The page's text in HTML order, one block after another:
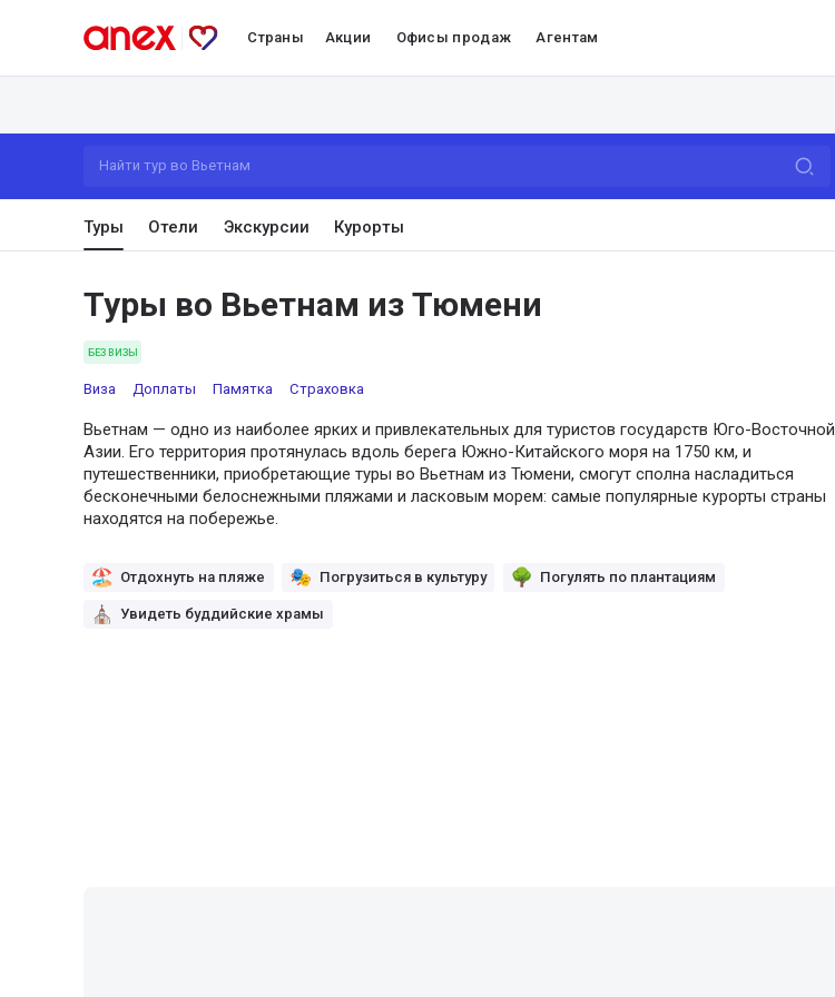
Страны Акции Офисы продаж Агентам
Найти тур во Вьетнам
Туры Отели Экскурсии Курорты
Туры во Вьетнам из Тюмени
БЕЗ ВИЗЫ
Виза Доплаты Памятка Страховка
Вьетнам — одно из наиболее ярких и привлекательных для туристов государств Юго-Восточной
Азии. Его территория протянулась вдоль берега Южно-Китайского моря на 1750 км, и
путешественники, приобретающие туры во Вьетнам из Тюмени, смогут сполна насладиться
бесконечными белоснежными пляжами и ласковым морем: самые популярные курорты страны
находятся на побережье.
Отдохнуть на пляже Погрузиться в культуру Погулять по плантациям
Увидеть буддийские храмы